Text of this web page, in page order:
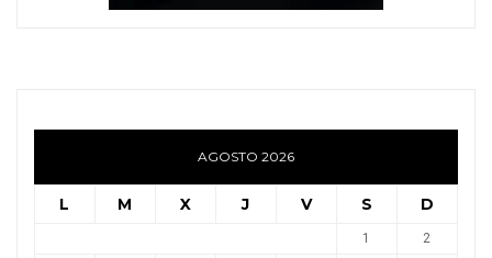
AGOSTO 2026
L M X J V S D
1 2